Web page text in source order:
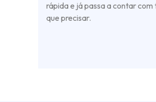
rápida e já passa a contar
que precisar.